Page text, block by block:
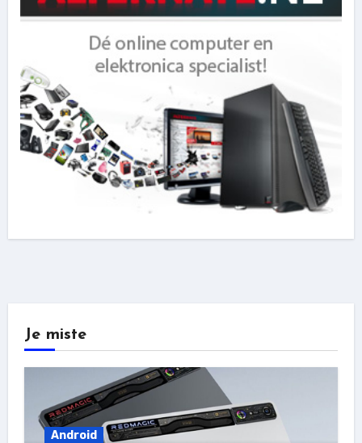
Je miste
Android